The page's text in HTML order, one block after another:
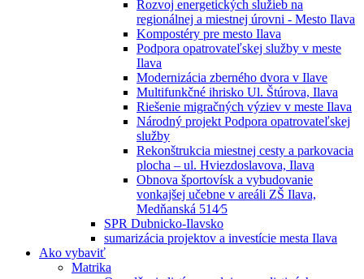
Rozvoj energetických služieb na
regionálnej a miestnej úrovni - Mesto Ilava
Kompostéry pre mesto Ilava
Podpora opatrovateľskej služby v meste
Ilava
Modernizácia zberného dvora v Ilave
Multifunkčné ihrisko Ul. Štúrova, Ilava
Riešenie migračných výziev v meste Ilava
Národný projekt Podpora opatrovateľskej
služby
Rekonštrukcia miestnej cesty a parkovacia
plocha – ul. Hviezdoslavova, Ilava
Obnova športovísk a vybudovanie
vonkajšej učebne v areáli ZŠ Ilava,
Medňanská 514⁄5
SPR Dubnicko-Ilavsko
sumarizácia projektov a investície mesta Ilava
Ako vybaviť
Matrika